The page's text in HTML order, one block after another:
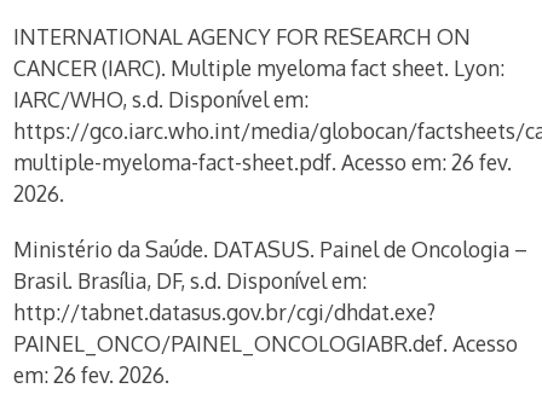
INTERNATIONAL AGENCY FOR RESEARCH ON
CANCER (IARC). Multiple myeloma fact sheet. Lyon:
IARC/WHO, s.d. Disponível em:
https://gco.iarc.who.int/media/globocan/factsheets/
multiple-myeloma-fact-sheet.pdf. Acesso em: 26 fev.
2026.
Ministério da Saúde. DATASUS. Painel de Oncologia –
Brasil. Brasília, DF, s.d. Disponível em:
http://tabnet.datasus.gov.br/cgi/dhdat.exe?
PAINEL_ONCO/PAINEL_ONCOLOGIABR.def. Acesso
em: 26 fev. 2026.